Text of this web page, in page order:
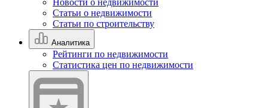
Новости о недвижимости
Статьи о недвижимости
Статьи по строительству
Аналитика
Рейтинги по недвижимости
Статистика цен по недвижимости